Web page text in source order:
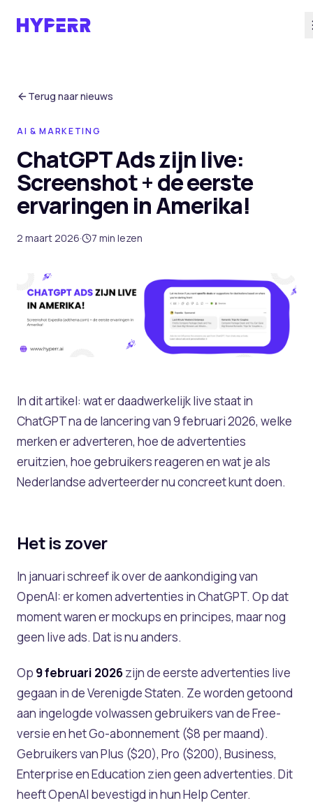
Diensten
AI Suite
Branches
Cases
Over ons
Terug naar nieuws
AI & MARKETING
ChatGPT Ads zijn live:
Screenshot + de eerste
ervaringen in Amerika!
2 maart 2026· 7 min lezen
In dit artikel: wat er daadwerkelijk live staat in
ChatGPT na de lancering van 9 februari 2026, welke
merken er adverteren, hoe de advertenties
eruitzien, hoe gebruikers reageren en wat je als
Nederlandse adverteerder nu concreet kunt doen.
Het is zover
In januari schreef ik over de aankondiging van
OpenAI: er komen advertenties in ChatGPT. Op dat
moment waren er mockups en principes, maar nog
geen live ads. Dat is nu anders.
Op 9 februari 2026zijn de eerste advertenties live
gegaan in de Verenigde Staten. Ze worden getoond
aan ingelogde volwassen gebruikers van de Free-
versie en het Go-abonnement ($8 per maand).
Gebruikers van Plus ($20), Pro ($200), Business,
Enterprise en Education zien geen advertenties. Dit
heeft OpenAI bevestigd in hun Help Center.